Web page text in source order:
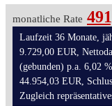
monatliche Rate
Laufzeit 36 Monate,
9.729,00 EUR,
(gebunden) p.a. 6,02
44.954,03 EUR,
Zugleich